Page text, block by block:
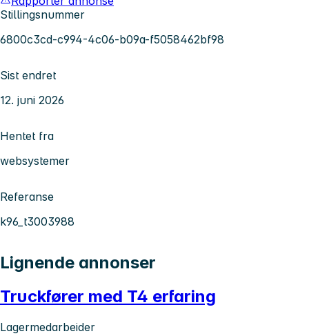
Stillingsnummer
6800c3cd-c994-4c06-b09a-f5058462bf98
Sist endret
12. juni 2026
Hentet fra
websystemer
Referanse
k96_t3003988
Lignende annonser
Truckfører med T4 erfaring
Lagermedarbeider